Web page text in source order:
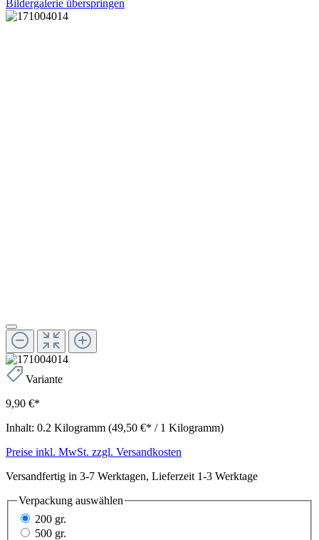
Bildergalerie überspringen
Variante
9,90 €*
Inhalt: 0.2 Kilogramm (49,50 €* / 1 Kilogramm)
Preise inkl. MwSt. zzgl. Versandkosten
Versandfertig in 3-7 Werktagen, Lieferzeit 1-3 Werktage
Verpackung auswählen
200 gr.
500 gr.